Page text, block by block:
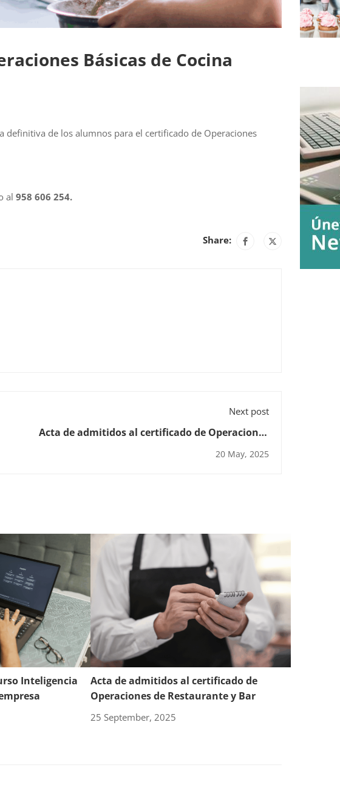
Básicas de Cocina
definitiva de los alumnos para el certificado de Operaciones
al 958 606 254.
Share:
Next post
Acta de admitidos al certificado de Operaciones
20 May, 2025
Inteligencia
Acta de admitidos al certificado de
Operaciones de Restaurante y Bar
25 September, 2025